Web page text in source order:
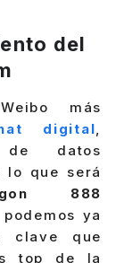
del
más
digital,
datos
lo que será
888
ya
clave que
top de la